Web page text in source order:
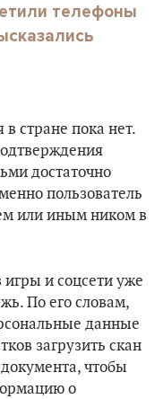
телефоны
стране пока нет.
достаточно
пользователь
или иным ником в
игры и соцсети уже
По его словам,
данные
загрузить скан
чтобы
о